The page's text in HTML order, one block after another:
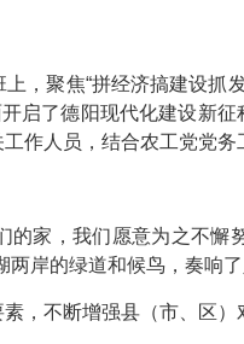
，聚焦“拼经济搞建设抓
启了德阳现代化建设新
作人员，结合农工党党务
家，我们愿意为之不懈
两岸的绿道和候鸟，奏
，不断增强县（市、区）